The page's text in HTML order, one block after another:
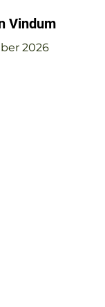
Vindum
2026